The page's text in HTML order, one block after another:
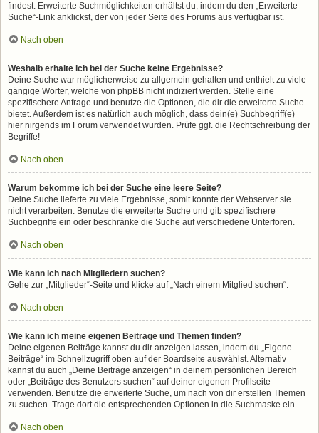
findest. Erweiterte Suchmöglichkeiten erhältst du, indem du den „Erweiterte
Suche“-Link anklickst, der von jeder Seite des Forums aus verfügbar ist.
Nach oben
Weshalb erhalte ich bei der Suche keine Ergebnisse?
Deine Suche war möglicherweise zu allgemein gehalten und enthielt zu viele
gängige Wörter, welche von phpBB nicht indiziert werden. Stelle eine
spezifischere Anfrage und benutze die Optionen, die dir die erweiterte Suche
bietet. Außerdem ist es natürlich auch möglich, dass dein(e) Suchbegriff(e)
hier nirgends im Forum verwendet wurden. Prüfe ggf. die Rechtschreibung der
Begriffe!
Nach oben
Warum bekomme ich bei der Suche eine leere Seite?
Deine Suche lieferte zu viele Ergebnisse, somit konnte der Webserver sie
nicht verarbeiten. Benutze die erweiterte Suche und gib spezifischere
Suchbegriffe ein oder beschränke die Suche auf verschiedene Unterforen.
Nach oben
Wie kann ich nach Mitgliedern suchen?
Gehe zur „Mitglieder“-Seite und klicke auf „Nach einem Mitglied suchen“.
Nach oben
Wie kann ich meine eigenen Beiträge und Themen finden?
Deine eigenen Beiträge kannst du dir anzeigen lassen, indem du „Eigene
Beiträge“ im Schnellzugriff oben auf der Boardseite auswählst. Alternativ
kannst du auch „Deine Beiträge anzeigen“ in deinem persönlichen Bereich
oder „Beiträge des Benutzers suchen“ auf deiner eigenen Profilseite
verwenden. Benutze die erweiterte Suche, um nach von dir erstellen Themen
zu suchen. Trage dort die entsprechenden Optionen in die Suchmaske ein.
Nach oben